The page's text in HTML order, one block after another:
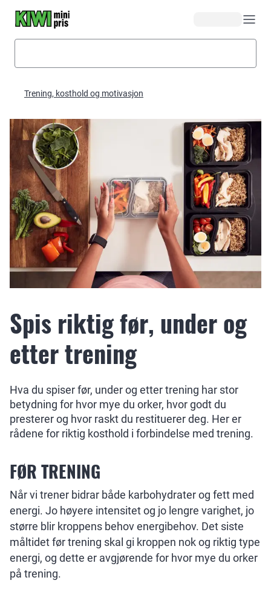
Trening, kosthold og motivasjon
Spis riktig før, under og
etter trening
Hva du spiser før, under og etter trening har stor
betydning for hvor mye du orker, hvor godt du
presterer og hvor raskt du restituerer deg. Her er
rådene for riktig kosthold i forbindelse med trening.
FØR TRENING
Når vi trener bidrar både karbohydrater og fett med
energi. Jo høyere intensitet og jo lengre varighet, jo
større blir kroppens behov energibehov. Det siste
måltidet før trening skal gi kroppen nok og riktig type
energi, og dette er avgjørende for hvor mye du orker
på trening.